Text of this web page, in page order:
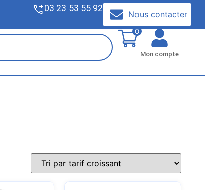
03 23 53 55 92
Nous contacter
0
Mon compte